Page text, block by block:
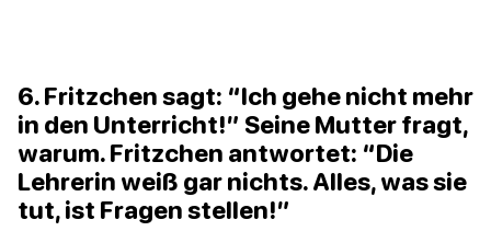
6. Fritzchen sagt: “Ich gehe nicht mehr
in den Unterricht!” Seine Mutter fragt,
warum. Fritzchen antwortet: “Die
Lehrerin weiß gar nichts. Alles, was sie
tut, ist Fragen stellen!”